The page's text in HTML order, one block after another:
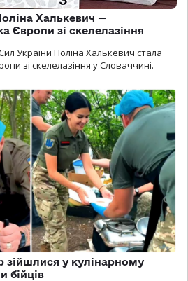
Халькевич —
Європи зі скелелазіння
України Поліна Халькевич стала
зі скелелазіння у Словаччині.
у кулінарному
бійців